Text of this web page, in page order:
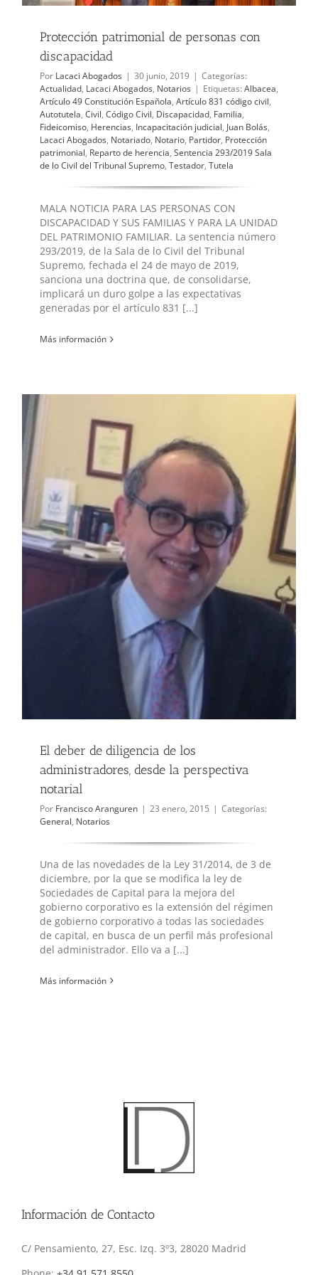
Protección patrimonial de personas con
discapacidad
Por Lacaci Abogados | 30 junio, 2019 | Categorías:
Actualidad, Lacaci Abogados, Notarios | Etiquetas: Albacea,
Artículo 49 Constitución Española, Artículo 831 código civil,
Autotutela, Civil, Código Civil, Discapacidad, Familia,
Fideicomiso, Herencias, Incapacitación judicial, Juan Bolás,
Lacaci Abogados, Notariado, Notario, Partidor, Protección
patrimonial, Reparto de herencia, Sentencia 293/2019 Sala
de lo Civil del Tribunal Supremo, Testador, Tutela
MALA NOTICIA PARA LAS PERSONAS CON
DISCAPACIDAD Y SUS FAMILIAS Y PARA LA UNIDAD
DEL PATRIMONIO FAMILIAR. La sentencia número
293/2019, de la Sala de lo Civil del Tribunal
Supremo, fechada el 24 de mayo de 2019,
sanciona una doctrina que, de consolidarse,
implicará un duro golpe a las expectativas
generadas por el artículo 831 [...]
Más información
El deber de diligencia de los
administradores, desde la perspectiva
notarial
Por Francisco Aranguren | 23 enero, 2015 | Categorías:
General, Notarios
Una de las novedades de la Ley 31/2014, de 3 de
diciembre, por la que se modifica la ley de
Sociedades de Capital para la mejora del
gobierno corporativo es la extensión del régimen
de gobierno corporativo a todas las sociedades
de capital, en busca de un perfil más profesional
del administrador. Ello va a [...]
Más información
Información de Contacto
C/ Pensamiento, 27, Esc. Izq. 3º3, 28020 Madrid